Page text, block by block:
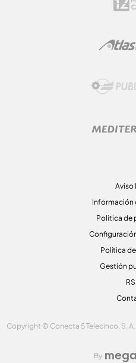
Aviso
Información
Politica de
Política
Gestión
Copyright © Conecta 5 Telecinco, S.
By